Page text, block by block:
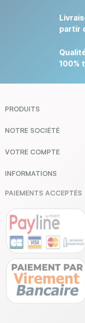
partir
100%
PRODUITS
NOTRE SOCIÉTÉ
VOTRE COMPTE
INFORMATIONS
PAIEMENTS ACCEPTÉS